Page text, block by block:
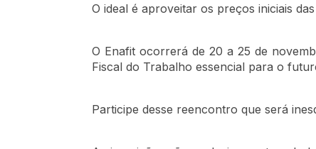
O ideal é aproveitar os preços iniciais
O Enafit ocorrerá de 20 a 25 de
Fiscal do Trabalho essencial para o
Participe desse reencontro que será